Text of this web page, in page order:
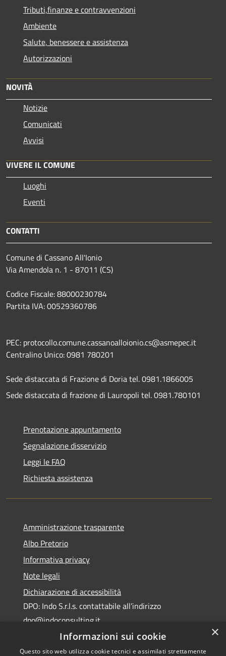
Tributi,finanze e contravvenzioni
Ambiente
Salute, benessere e assistenza
Autorizzazioni
NOVITÀ
Notizie
Comunicati
Avvisi
VIVERE IL COMUNE
Luoghi
Eventi
CONTATTI
Comune di Cassano All'Ionio
Via Amendola n. 1 - 87011 (CS)
Codice Fiscale: 88000230784
Partita IVA: 00529360786
PEC: protocollo.comune.cassanoalloionio.cs@asmepec.it
Centralino Unico: 0981 780201
Sede distaccata di Frazione di Doria tel. 0981.1866005
Sede distaccata di frazione di Lauropoli tel. 0981.780101
Prenotazione appuntamento
Segnalazione disservizio
Leggi le FAQ
Richiesta assistenza
Amministrazione trasparente
Albo Pretorio
Informativa privacy
Note legali
Dichiarazione di accessibilità
DPO: Indo S.r.l.s. contattabile all’indirizzo
dpo@indoconsulting.it
×
Informazioni sui cookie
Questo sito web utilizza cookie tecnici e assimilati strettamente